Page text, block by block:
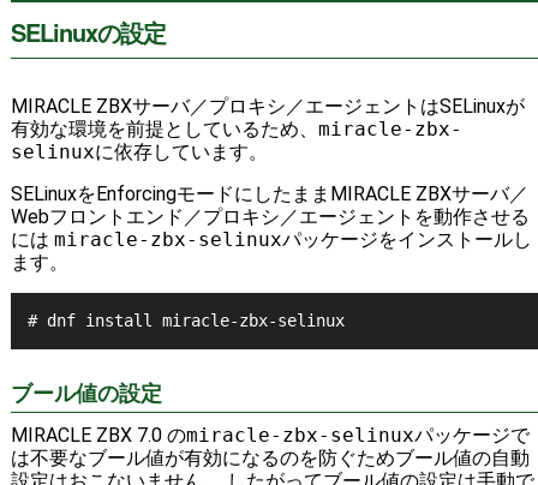
SELinuxの設定
MIRACLE ZBXサーバ／プロキシ／エージェントはSELinuxが
有効な環境を前提としているため、 miracle-zbx-
selinuxに依存しています。
SELinuxをEnforcingモードにしたままMIRACLE ZBXサーバ／
Webフロントエンド／プロキシ／エージェントを動作させる
には miracle-zbx-selinuxパッケージをインストールし
ます。
ブール値の設定
MIRACLE ZBX 7.0 のmiracle-zbx-selinuxパッケージで
は不要なブール値が有効になるのを防ぐためブール値の自動